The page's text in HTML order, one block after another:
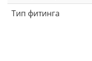
Тип фитинга